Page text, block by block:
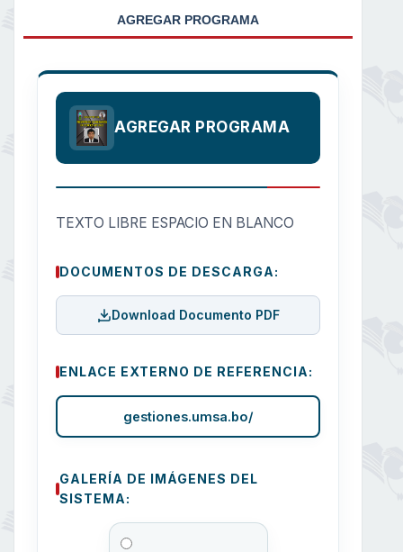
AGREGAR PROGRAMA
AGREGAR PROGRAMA
TEXTO LIBRE ESPACIO EN BLANCO
DOCUMENTOS DE DESCARGA:
Download Documento PDF
ENLACE EXTERNO DE REFERENCIA:
gestiones.umsa.bo/
GALERÍA DE IMÁGENES DEL
SISTEMA: